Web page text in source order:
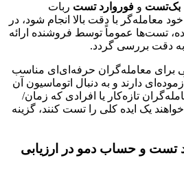
بک‌تست و فوروارد تست ربات
معامله‌گر با دقت بالا انجام شود، در
تست‌ها عموماً توسط فروشنده ارائه
به دقت بررسی گردد.
برای معامله‌گران حرفه‌ای‌ای مناسب
دارند و به دنبال اتوماسیون آن
تازه‌کار یا افرادی که زمان/
یک ایده کلی را تست کنند، گزینه
و حساب دمو در ارزیابی